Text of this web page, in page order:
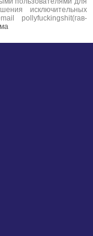
исключительных
pollyfuckingshit(гав-